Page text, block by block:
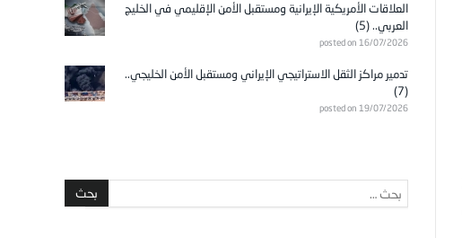
العلاقات الأمريكية الإيرانية ومستقبل الأمن الإقليمي في الخليج
العربي.. (5)
posted on 16/07/2026
تدمير مراكز الثقل الاستراتيجي الإيراني ومستقبل الأمن الخليجي..
(7)
posted on 19/07/2026